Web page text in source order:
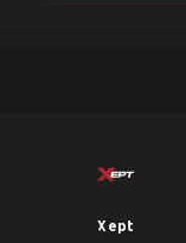
Xept